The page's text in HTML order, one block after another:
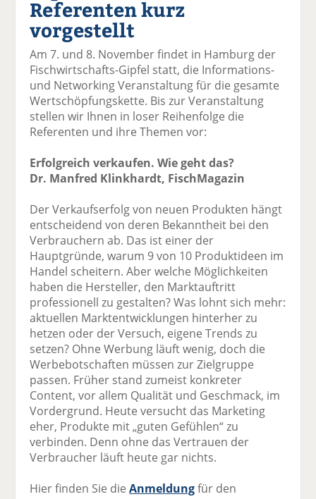
F
ac
e
b
o
o
te
il
e
n
tt
er
n
Li
n
k
e
e
E
m
ai
l
v
n
ck
e
n
Referenten kurz
vorgestellt
Am 7. und 8. November findet in Hamburg der
Fischwirtschafts-Gipfel statt, die Informations-
und Networking Veranstaltung für die gesamte
Wertschöpfungskette. Bis zur Veranstaltung
stellen wir Ihnen in loser Reihenfolge die
Referenten und ihre Themen vor:
Erfolgreich verkaufen. Wie geht das?
Dr. Manfred Klinkhardt, FischMagazin
Der Verkaufserfolg von neuen Produkten hängt
entscheidend von deren Bekanntheit bei den
Verbrauchern ab. Das ist einer der
Hauptgründe, warum 9 von 10 Produktideen im
Handel scheitern. Aber welche Möglichkeiten
haben die Hersteller, den Marktauftritt
professionell zu gestalten? Was lohnt sich mehr:
aktuellen Marktentwicklungen hinterher zu
hetzen oder der Versuch, eigene Trends zu
setzen? Ohne Werbung läuft wenig, doch die
Werbebotschaften müssen zur Zielgruppe
passen. Früher stand zumeist konkreter
Content, vor allem Qualität und Geschmack, im
Vordergrund. Heute versucht das Marketing
eher, Produkte mit „guten Gefühlen“ zu
verbinden. Denn ohne das Vertrauen der
Verbraucher läuft heute gar nichts.
Hier finden Sie dieAnmeldungfür den